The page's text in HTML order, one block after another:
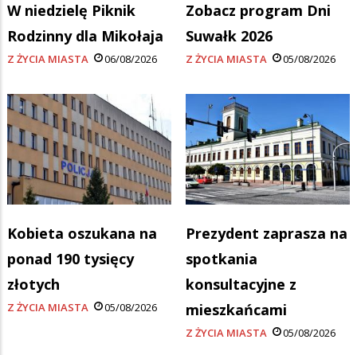
W niedzielę Piknik
Rodzinny dla Mikołaja
Z ŻYCIA MIASTA 06/08/2026
Zobacz program Dni
Suwałk 2026
Z ŻYCIA MIASTA 05/08/2026
Kobieta oszukana na
ponad 190 tysięcy
złotych
Z ŻYCIA MIASTA 05/08/2026
Prezydent zaprasza na
spotkania
konsultacyjne z
mieszkańcami
Z ŻYCIA MIASTA 05/08/2026